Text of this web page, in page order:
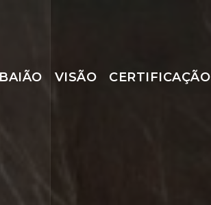
BAIÃO VISÃO CERTIFICAÇÃO